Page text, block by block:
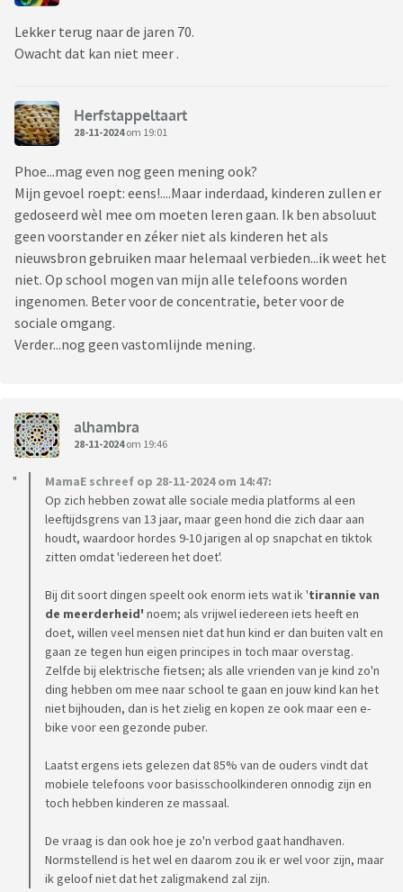
Lekker terug naar de jaren 70.
Owacht dat kan niet meer .
Herfstappeltaart
28-11-2024om 19:01
Phoe...mag even nog geen mening ook?
Mijn gevoel roept: eens!....Maar inderdaad, kinderen zullen er
gedoseerd wèl mee om moeten leren gaan. Ik ben absoluut
geen voorstander en zéker niet als kinderen het als
nieuwsbron gebruiken maar helemaal verbieden...ik weet het
niet. Op school mogen van mijn alle telefoons worden
ingenomen. Beter voor de concentratie, beter voor de
sociale omgang.
Verder...nog geen vastomlijnde mening.
alhambra
28-11-2024om 19:46
MamaE schreef op 28-11-2024 om 14:47:
Op zich hebben zowat alle sociale media platforms al een
leeftijdsgrens van 13 jaar, maar geen hond die zich daar aan
houdt, waardoor hordes 9-10 jarigen al op snapchat en tiktok
zitten omdat 'iedereen het doet'.
Bij dit soort dingen speelt ook enorm iets wat ik 'tirannie van
de meerderheid' noem; als vrijwel iedereen iets heeft en
doet, willen veel mensen niet dat hun kind er dan buiten valt en
gaan ze tegen hun eigen principes in toch maar overstag.
Zelfde bij elektrische fietsen; als alle vrienden van je kind zo'n
ding hebben om mee naar school te gaan en jouw kind kan het
niet bijhouden, dan is het zielig en kopen ze ook maar een e-
bike voor een gezonde puber.
Laatst ergens iets gelezen dat 85% van de ouders vindt dat
mobiele telefoons voor basisschoolkinderen onnodig zijn en
toch hebben kinderen ze massaal.
De vraag is dan ook hoe je zo'n verbod gaat handhaven.
Normstellend is het wel en daarom zou ik er wel voor zijn, maar
ik geloof niet dat het zaligmakend zal zijn.